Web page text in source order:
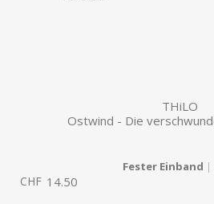
THiLO
Ostwind - Die
Fester Einband |
CHF 14.50